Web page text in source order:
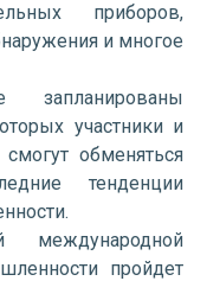
приборов,
и многое
участники и
обменяться
тенденции
международной
пройдет